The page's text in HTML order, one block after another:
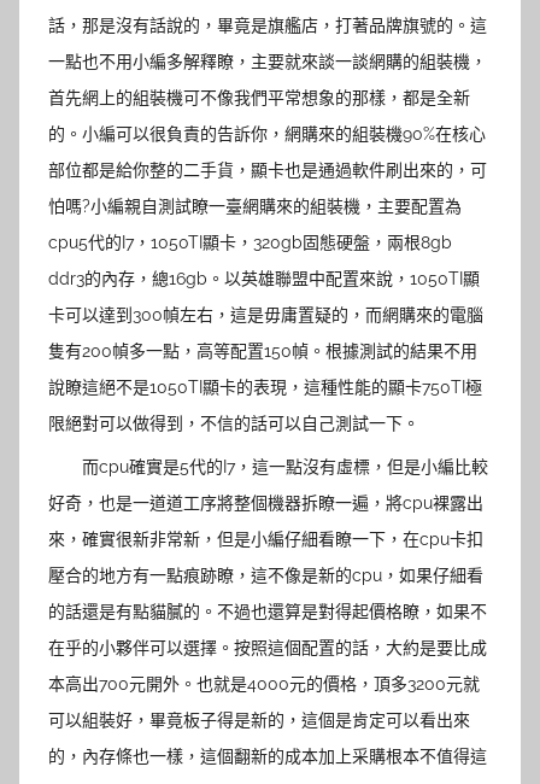
話，那是沒有話說的，畢竟是旗艦店，打著品牌旗號的。這
一點也不用小編多解釋瞭，主要就來談一談網購的組裝機，
首先網上的組裝機可不像我們平常想象的那樣，都是全新
的。小編可以很負責的告訴你，網購來的組裝機90%在核心
部位都是給你整的二手貨，顯卡也是通過軟件刷出來的，可
怕嗎?小編親自測試瞭一臺網購來的組裝機，主要配置為
cpu5代的I7，1050TI顯卡，320gb固態硬盤，兩根8gb
ddr3的內存，總16gb。以英雄聯盟中配置來說，1050TI顯
卡可以達到300幀左右，這是毋庸置疑的，而網購來的電腦
隻有200幀多一點，高等配置150幀。根據測試的結果不用
說瞭這絕不是1050TI顯卡的表現，這種性能的顯卡750TI極
限絕對可以做得到，不信的話可以自己測試一下。
而cpu確實是5代的I7，這一點沒有虛標，但是小編比較
好奇，也是一道道工序將整個機器拆瞭一遍，將cpu裸露出
來，確實很新非常新，但是小編仔細看瞭一下，在cpu卡扣
壓合的地方有一點痕跡瞭，這不像是新的cpu，如果仔細看
的話還是有點貓膩的。不過也還算是對得起價格瞭，如果不
在乎的小夥伴可以選擇。按照這個配置的話，大約是要比成
本高出700元開外。也就是4000元的價格，頂多3200元就
可以組裝好，畢竟板子得是新的，這個是肯定可以看出來
的，內存條也一樣，這個翻新的成本加上采購根本不值得這